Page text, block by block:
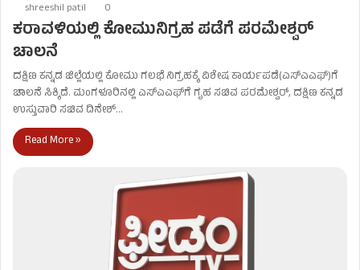
shreeshil patil 0
ಕರಾವಳಿಯಲ್ಲಿ ಕೋಮುನಿಗ್ರಹ ಪಡೆಗೆ ಪರಮೇಶ್ವರ್
ಚಾಲನೆ
ದಕ್ಷಿಣ ಕನ್ನಡ ಜಿಲ್ಲೆಯಲ್ಲಿ ಕೋಮು ಗಲಭೆ ನಿಗ್ರಹಕ್ಕೆ ವಿಶೇಷ ಕಾರ್ಯಪಡೆ(ಎಸ್​ಎಎಫ್​)ಗೆ
ಚಾಲನೆ ಸಿಕ್ಕಿದೆ. ಮಂಗಳೂರಿನಲ್ಲಿ ಎಸ್​ಎಎಫ್​​ಗೆ ಗೃಹ ಸಚಿವ ಪರಮೇಶ್ವರ್​, ದಕ್ಷಿಣ ಕನ್ನಡ
ಉಸ್ತುವಾರಿ ಸಚಿವ ದಿನೇಶ್​…
Read More »